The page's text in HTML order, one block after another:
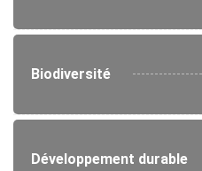
Biodiversité
Développement durable